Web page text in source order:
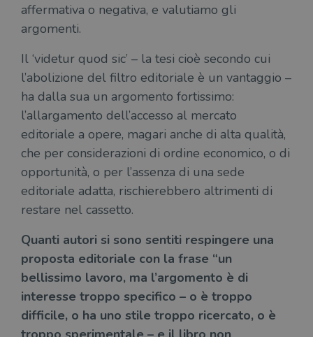
affermativa o negativa, e valutiamo gli
argomenti.
Il ‘videtur quod sic’ – la tesi cioè secondo cui
l’abolizione del filtro editoriale è un vantaggio –
ha dalla sua un argomento fortissimo:
l’allargamento dell’accesso al mercato
editoriale a opere, magari anche di alta qualità,
che per considerazioni di ordine economico, o di
opportunità, o per l’assenza di una sede
editoriale adatta, rischierebbero altrimenti di
restare nel cassetto.
Quanti autori si sono sentiti respingere una
proposta editoriale con la frase “un
bellissimo lavoro, ma l’argomento è di
interesse troppo specifico – o è troppo
difficile, o ha uno stile troppo ricercato, o è